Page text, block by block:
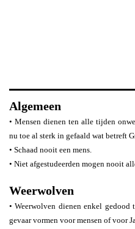
Algemeen
• Mensen dienen ten alle tijden
nu toe al sterk in gefaald wat betreft
• Schaad nooit een mens.
• Niet afgestudeerden mogen nooit
Weerwolven
• Weerwolven dienen enkel
gevaar vormen voor mensen of voor